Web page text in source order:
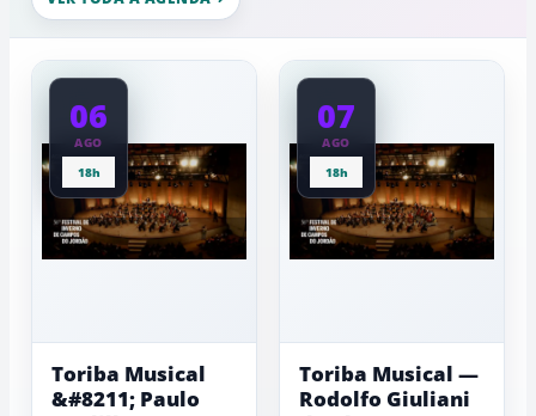
próximas
dos
2°C
a
06
AGO
18h
Toriba Musical
&#8211; Paulo
07
AGO
18h
Toriba Musical —
Rodolfo Giuliani